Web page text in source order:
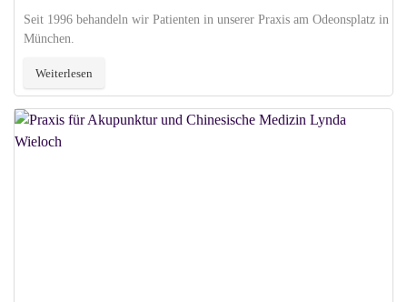
Seit 1996 behandeln wir Patienten in unserer Praxis am Odeonsplatz in
München.
Weiterlesen